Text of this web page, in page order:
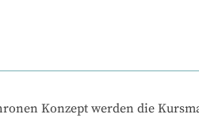
Konzept werden die